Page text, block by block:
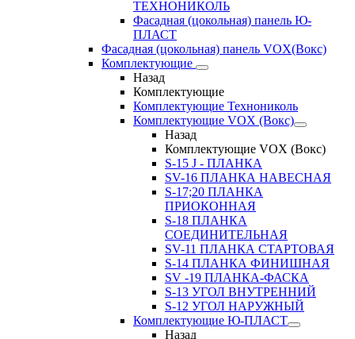
ТЕХНОНИКОЛЬ
Фасадная (цокольная) панель Ю-
ПЛАСТ
Фасадная (цокольная) панель VOX(Вокс)
Комплектующие
Назад
Комплектующие
Комплектующие Технониколь
Комплектующие VOX (Вокс)
Назад
Комплектующие VOX (Вокс)
S-15 J - ПЛАНКА
SV-16 ПЛАНКА НАВЕСНАЯ
S-17;20 ПЛАНКА
ПРИОКОННАЯ
S-18 ПЛАНКА
СОЕДИНИТЕЛЬНАЯ
SV-11 ПЛАНКА СТАРТОВАЯ
S-14 ПЛАНКА ФИНИШНАЯ
SV -19 ПЛАНКА-ФАСКА
S-13 УГОЛ ВНУТРЕННИЙ
S-12 УГОЛ НАРУЖНЫЙ
Комплектующие Ю-ПЛАСТ
Назад